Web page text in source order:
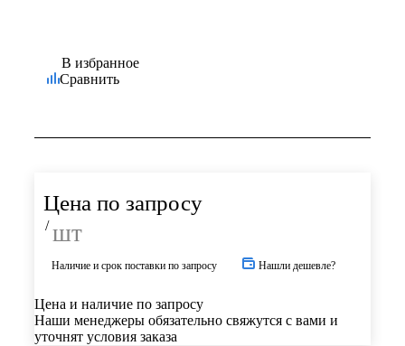
В избранное
Сравнить
Цена по запросу
/ шт
Наличие и срок поставки по запросу Нашли дешевле?
Цена и наличие по запросу
Наши менеджеры обязательно свяжутся с вами и
уточнят условия заказа